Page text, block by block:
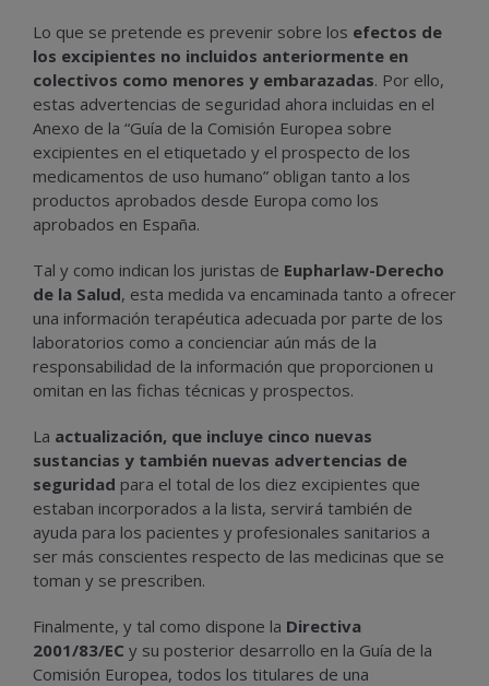
Lo que se pretende es prevenir sobre los efectos de
los excipientes no incluidos anteriormente en
colectivos como menores y embarazadas. Por ello,
estas advertencias de seguridad ahora incluidas en el
Anexo de la “Guía de la Comisión Europea sobre
excipientes en el etiquetado y el prospecto de los
medicamentos de uso humano” obligan tanto a los
productos aprobados desde Europa como los
aprobados en España.
Tal y como indican los juristas de Eupharlaw-Derecho
de la Salud, esta medida va encaminada tanto a ofrecer
una información terapéutica adecuada por parte de los
laboratorios como a concienciar aún más de la
responsabilidad de la información que proporcionen u
omitan en las fichas técnicas y prospectos.
La actualización, que incluye cinco nuevas
sustancias y también nuevas advertencias de
seguridad para el total de los diez excipientes que
estaban incorporados a la lista, servirá también de
ayuda para los pacientes y profesionales sanitarios a
ser más conscientes respecto de las medicinas que se
toman y se prescriben.
Finalmente, y tal como dispone la Directiva
2001/83/EC y su posterior desarrollo en la Guía de la
Comisión Europea, todos los titulares de una